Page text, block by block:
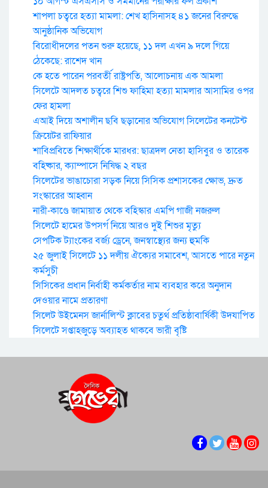
শাপলা চত্বরে হত্যা মামলা: শেখ হাসিনাসহ ৪১ জনের বিরুদ্ধে
আনুষ্ঠানিক অভিযোগ
বিরোধীদলের পতন শুরু হয়েছে, ১১ দল এখন ৯ দলে গিয়ে
ঠেকেছে: রাশেদ খান
কে হতে পারেন পরবর্তী রাষ্ট্রপতি, আলোচনায় এক আমলা
সিলেটে আদলত চত্বরে শিশু ফাহিমা হত্যা মামলার আসামির ওপর
ফের হামলা
এআই দিয়ে অশালীন ছবি ছড়ানোর অভিযোগ সিলেটের কনটেন্ট
ক্রিয়েটর রাফিয়ার
শাবিপ্রবিতে শিক্ষার্থীকে মারধর: ছাত্রদল নেতা হাসিবুর ও তারেক
বহিষ্কার, ক্যাম্পাসে নিষিদ্ধ ২ বছর
সিলেটের ভাঙাচোরা সড়ক নিয়ে সিসিক প্রশাসকের ক্ষোভ, দ্রুত
সংস্কারের আহ্বান
নারী-কাণ্ডে জামায়াত থেকে বহিস্কার এমপি গাজী নজরুল
সিলেটে হামের উপসর্গ নিয়ে আরও দুই শিশুর মৃত্যু
সেপটিক ট্যাংকের বর্জ্য ড্রেনে, জনস্বাস্থ্যের জন্য হুমকি
২৫ জুলাই সিলেটে ১১ দলীয় ঐক্যের সমাবেশ, আসতে পারে নতুন
কর্মসুচী
সিসিকের প্রধান নির্বাহী কর্মকর্তার নাম ব্যবহার করে অনুদান
দেওয়ার নামে প্রতারণা
সিলেট উইমেনস জার্নালিস্ট ক্লাবের চতুর্থ প্রতিষ্ঠাবার্ষিকী উদযাপিত
সিলেটে সপ্তাহজুড়ে অব্যাহত থাকবে ভারী বৃষ্টি